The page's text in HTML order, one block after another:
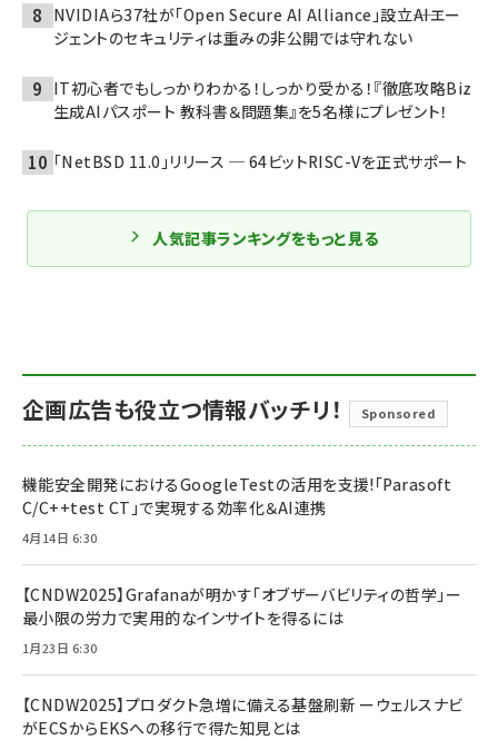
NVIDIAら37社が「Open Secure AI Alliance」設立――AIエー
ジェントのセキュリティは重みの非公開では守れない
IT初心者でもしっかりわかる！しっかり受かる！『徹底攻略Biz
生成AIパスポート 教科書＆問題集』を5名様にプレゼント！
「NetBSD 11.0」リリース ─ 64ビットRISC-Vを正式サポート
人気記事ランキングをもっと見る
企画広告も役立つ情報バッチリ！ Sponsored
機能安全開発におけるGoogleTestの活用を支援!「Parasoft
C/C++test CT」で実現する効率化＆AI連携
4月14日 6:30
【CNDW2025】Grafanaが明かす「オブザーバビリティの哲学」ー
最小限の労力で実用的なインサイトを得るには
1月23日 6:30
【CNDW2025】プロダクト急増に備える基盤刷新 ーウェルスナビ
がECSからEKSへの移行で得た知見とは